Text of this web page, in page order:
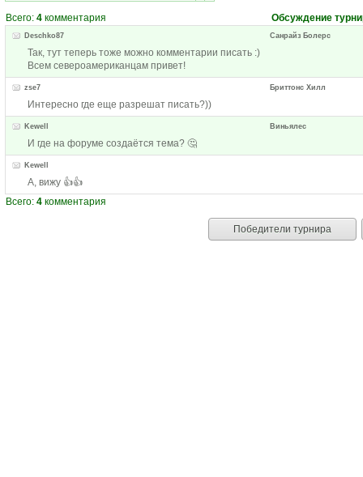
Всего: 4 комментария Обсуждение
Deschko87 Санрайз Болерс
Так, тут теперь тоже можно комментарии писать :)
Всем североамериканцам привет!
zse7 Бриттонс Хилл
Интересно где еще разрешат писать?))
Kewell Виньялес
И где на форуме создаётся тема? 🤔
Kewell
А, вижу 👍👍
Всего: 4 комментария
Победители турнира